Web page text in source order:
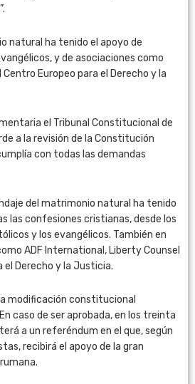
natural ha tenido el apoyo de
y de asociaciones como
Centro Europeo para el Derecho y la
el Tribunal Constitucional de
a la revisión de la Constitución
con todas las demandas
del matrimonio natural ha tenido
las confesiones cristianas, desde los
y los evangélicos. También en
ADF International, Liberty Counsel
el Derecho y la Justicia.
modificación constitucional
caso de ser aprobada, en los treinta
a un referéndum en el que, según
recibirá el apoyo de la gran